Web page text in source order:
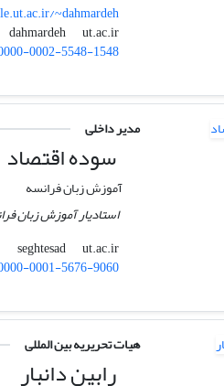
~dahmardeh
dahmardeh
ut.ac.ir
0002-5548-1548
مدیر داخلی
سوده اقتصاد
آموزش زبان فرانسه
استادیار آموزش زبان
seghtesad
ut.ac.ir
0001-5676-9060
هیات تحریریه بین المللی
رابین دانبار